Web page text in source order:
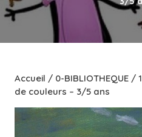
Accueil / 0-BIBLIOTHEQUE /
de couleurs – 3/5 ans